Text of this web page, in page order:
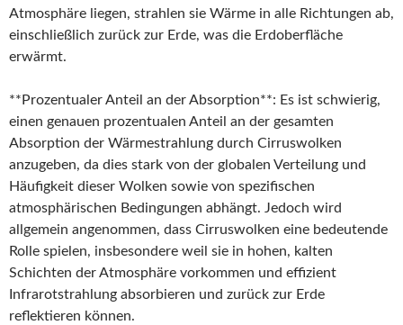
Atmosphäre liegen, strahlen sie Wärme in alle Richtungen ab,
einschließlich zurück zur Erde, was die Erdoberfläche
erwärmt.
**Prozentualer Anteil an der Absorption**: Es ist schwierig,
einen genauen prozentualen Anteil an der gesamten
Absorption der Wärmestrahlung durch Cirruswolken
anzugeben, da dies stark von der globalen Verteilung und
Häufigkeit dieser Wolken sowie von spezifischen
atmosphärischen Bedingungen abhängt. Jedoch wird
allgemein angenommen, dass Cirruswolken eine bedeutende
Rolle spielen, insbesondere weil sie in hohen, kalten
Schichten der Atmosphäre vorkommen und effizient
Infrarotstrahlung absorbieren und zurück zur Erde
reflektieren können.